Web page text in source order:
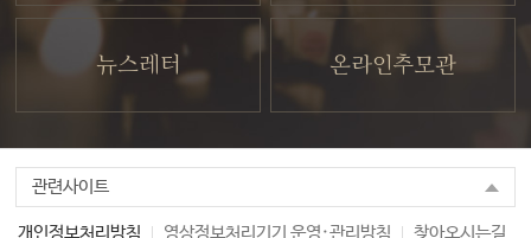
뉴스레터 온라인추모관
개인정보처리방침 영상정보처리기기 운영·관리방침 찾아오시는길
관련사이트